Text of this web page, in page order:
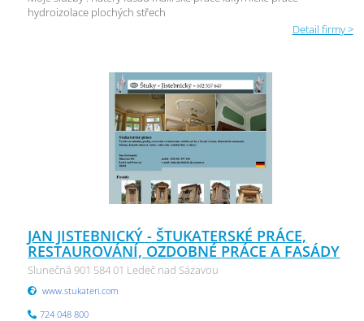
hydroizolace plochých střech
Detail firmy >
JAN JISTEBNICKÝ - ŠTUKATERSKÉ PRÁCE,
RESTAUROVÁNÍ, OZDOBNÉ PRÁCE A FASÁDY
Slunečná 901 584 01 Ledeč nad Sázavou
www.stukateri.com
724 048 800